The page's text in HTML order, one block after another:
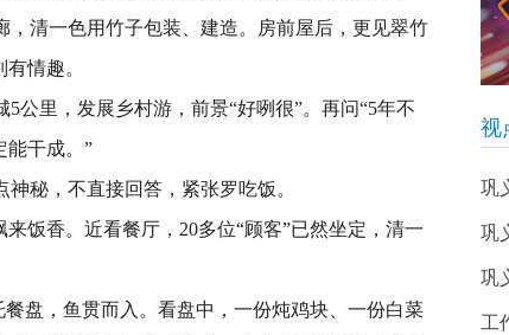
，清一色用竹子包装、建造。房前屋后，更见翠竹
情趣。
里，发展乡村游，前景“好咧很”。再问“5年不
能干成。”
秘，不直接回答，紧张罗吃饭。
香。近看餐厅，20多位“顾客”已然坐定，清一
盘，鱼贯而入。看盘中，一份炖鸡块、一份白菜
视
巩
巩
巩
工